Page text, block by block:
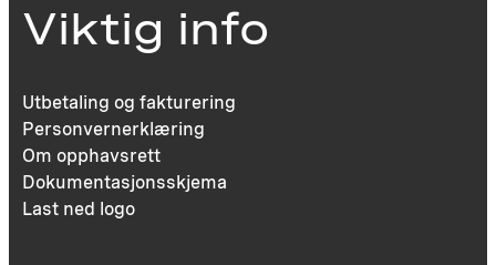
Viktig info
Utbetaling og fakturering
Personvernerklæring
Om opphavsrett
Dokumentasjonsskjema
Last ned logo